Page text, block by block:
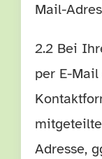
Mail-
2.2 Bei
per E-
Adresse,